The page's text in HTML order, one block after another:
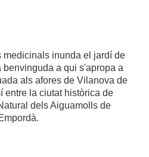
medicinals inunda el jardí de
a qui s'apropa a
als afores de Vilanova de
entre la ciutat històrica de
dels Aiguamolls de